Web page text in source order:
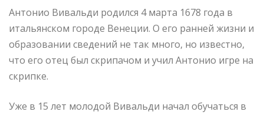
Антонио Вивальди родился 4 марта 1678 года в
итальянском городе Венеции. О его ранней жизни и
образовании сведений не так много, но известно,
что его отец был скрипачом и учил Антонио игре на
скрипке.
Уже в 15 лет молодой Вивальди начал обучаться в